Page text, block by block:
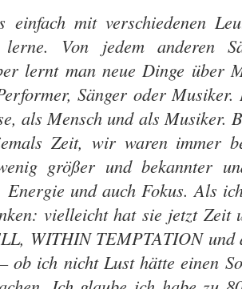
einfach mit verschiedenen
Von jedem anderen
lernt man neue Dinge über
Sänger oder
als Mensch und als Musiker.
Zeit, wir waren immer
größer und bekannter
Energie und auch Fokus. Als
vielleicht hat sie jetzt Zeit
WITHIN TEMPTATION und
ob ich nicht Lust hätte einen